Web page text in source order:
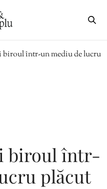
biroul într-un mediu de lucru
biroul într-
plăcut